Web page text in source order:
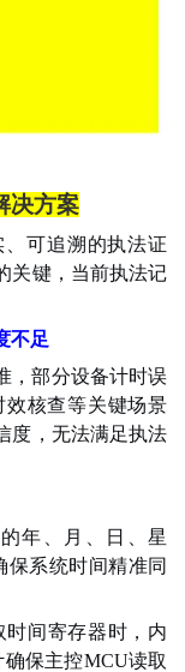
决方案
可追溯的执法证
关键，当前执法记
不足
，部分设备计时误
核查等关键场景
度，无法满足执法
年、月、日、星
系统时间精准同
间寄存器时，内
确保主控MCU读取